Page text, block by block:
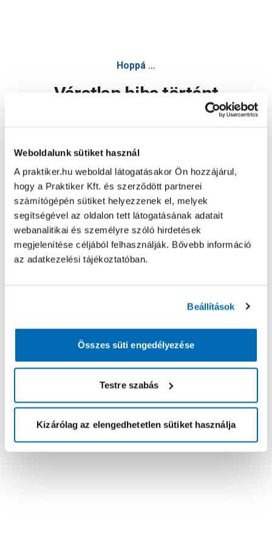
Weboldalunk sütiket használ
A praktiker.hu weboldal látogatásakor Ön hozzájárul,
hogy a Praktiker Kft. és szerződött partnerei
számítógépén sütiket helyezzenek el, melyek
segítségével az oldalon tett látogatásának adatait
webanalitikai és személyre szóló hirdetések
megjelenítése céljából felhasználják. Bővebb információ
az adatkezelési tájékoztatóban.
Beállítások
Összes süti engedélyezése
Testre szabás
Kizárólag az elengedhetetlen sütiket használja
Hoppá ...
Váratlan hiba történt
Oldal újratöltése